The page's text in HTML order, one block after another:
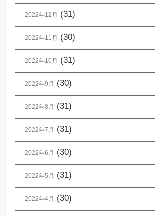
2022年12月 (31)
2022年11月 (30)
2022年10月 (31)
2022年9月 (30)
2022年8月 (31)
2022年7月 (31)
2022年6月 (30)
2022年5月 (31)
2022年4月 (30)